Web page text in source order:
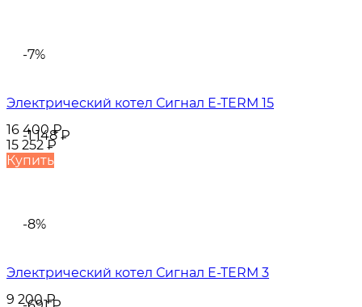
-7%
-1 148₽
Электрический котел Сигнал E-TERM 15
16 400₽
15 252₽
Купить
-8%
Электрический котел Сигнал E-TERM 3
9 200₽